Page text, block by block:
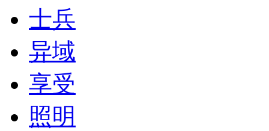
士兵
异域
享受
照明